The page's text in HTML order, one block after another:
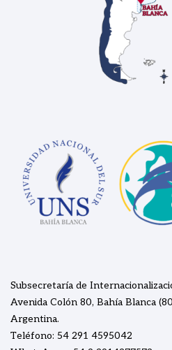
Subsecretaría de
Avenida Colón 80, Bahía Blanca
Argentina.
Teléfono: 54 291 4595042